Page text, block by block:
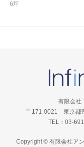
6坪
有限会社
〒171-0021 東京都
TEL：03-
Copyright © 有限会社ア